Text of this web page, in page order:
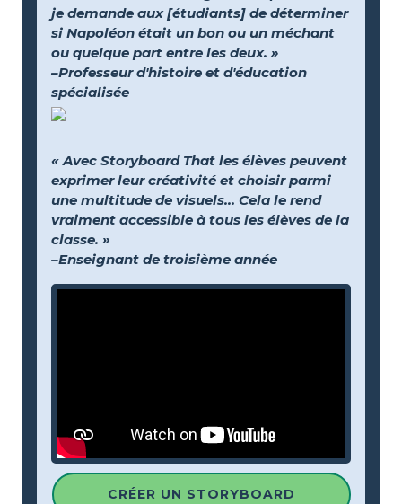
je demande aux [étudiants] de déterminer
si Napoléon était un bon ou un méchant
ou quelque part entre les deux. »
–Professeur d'histoire et d'éducation
spécialisée
« Avec Storyboard That les élèves peuvent
exprimer leur créativité et choisir parmi
une multitude de visuels… Cela le rend
vraiment accessible à tous les élèves de la
classe. »
–Enseignant de troisième année
CRÉER UN STORYBOARD